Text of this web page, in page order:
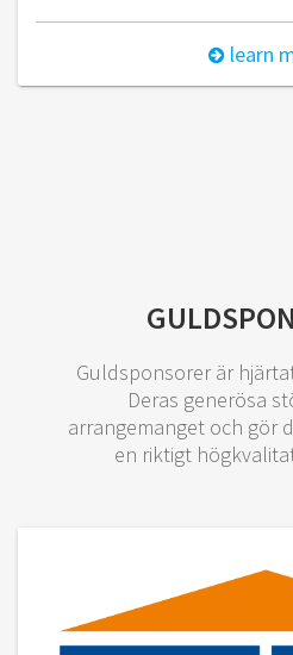
learn
Guldsponsorer är
Deras generösa
arrangemanget och gör
en riktigt